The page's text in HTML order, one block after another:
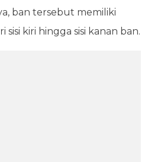
ban tersebut memiliki
sisi kiri hingga sisi kanan ban.